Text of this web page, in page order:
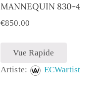
MANNEQUIN 830-4
€850.00
Vue Rapide
Artiste:
ECWartist